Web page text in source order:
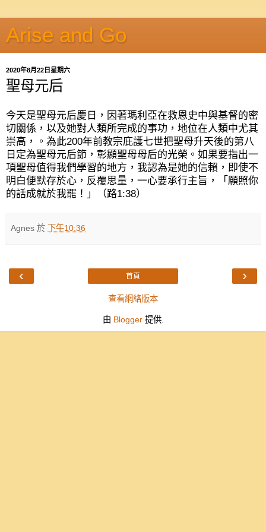
Arise and Go
2020年8月22日星期六
聖母元后
今天是聖母元后慶日，因著瑪利亞在救恩史中與基督的密
切關係，以及她對人類所完成的事功，地位在人類中尤其
崇高，。為此200年前教宗庇護七世把聖母升天後的第八
日定為聖母元后節，彰顯聖母母后的光榮。如果要指出一
項聖母值得我們學習的地方，我認為是她的信賴，即使不
明白便默存於心，反覆思量，一心要承行主旨，「願照你
的話成就於我罷！」（路1:38）
Agnes 於 下午10:36
‹ ›
首頁
查看網絡版本
由 Blogger提供.